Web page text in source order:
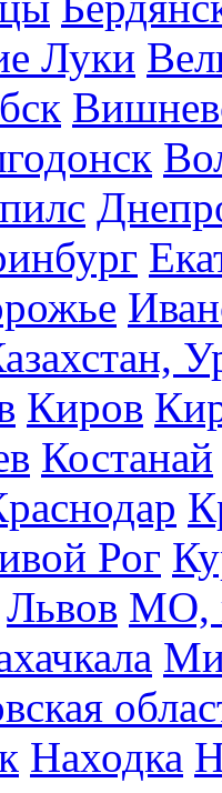
Луки
Киров
Костанай
Рог
Львов МО,
Находка